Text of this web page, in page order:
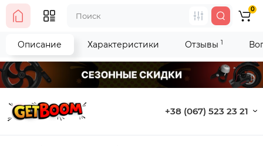
+38 (067) 523 23 21
0
Описание Характеристики Отзывы 1